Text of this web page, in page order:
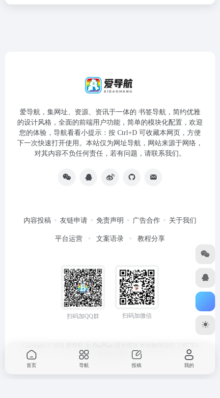
爱导航，集网址、资源、资讯于一体的 书签导航，简约优雅
的设计风格，全面的前端用户功能，简单的模块化配置，欢迎
您的体验，导航看看小提示：按 Ctrl+D 可收藏本网页，方便
下一次快速打开使用。本站仅为网址导航，网站来源于网络，
对其内容不负任何责任，若有问题，请联系我们。
内容投稿 友链申请 免责声明 广告合作 关于我们
平台运营 文案语录 教程分享
扫码加QQ群 扫码加微信
首页 导航 投稿 我的